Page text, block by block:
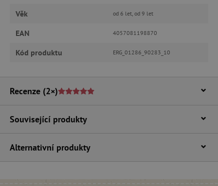
Věk od 6 let, od 9 let
EAN 4057081198870
Kód produktu ERG_01286_90283_10
Recenze (2×)
Související produkty
Alternativní produkty
cjConsent
CookieScriptConsent
CookieScript